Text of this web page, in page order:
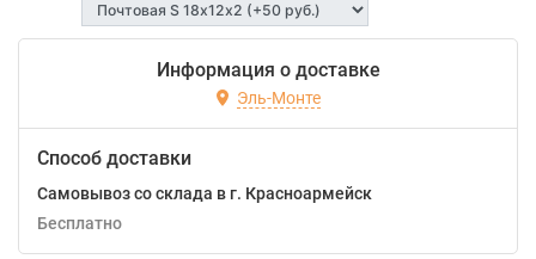
Информация о доставке
Эль-Монте
Способ доставки
Самовывоз со склада в г. Красноармейск
Бесплатно